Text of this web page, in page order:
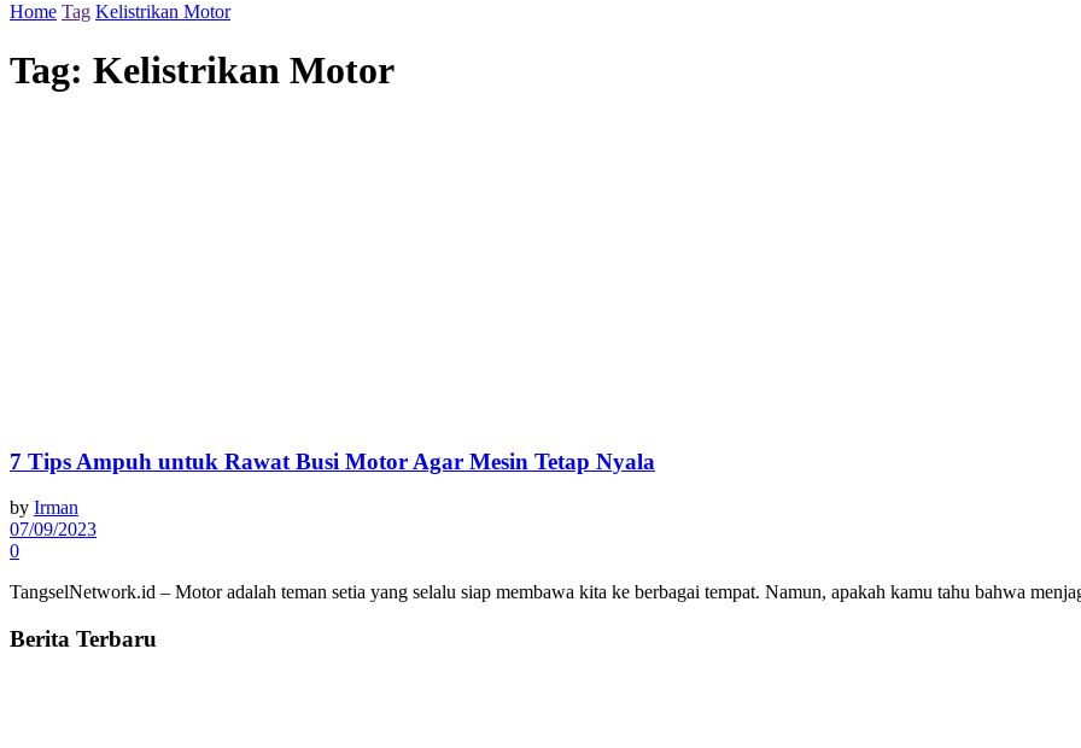
Home Tag Kelistrikan Motor
Tag: Kelistrikan Motor
7 Tips Ampuh untuk Rawat Busi Motor Agar Mesin Tetap Nyala
by Irman
07/09/2023
0
TangselNetwork.id – Motor adalah teman setia yang selalu siap membawa kita ke berbagai tempat. Namun, apakah kamu tahu bahwa
Berita Terbaru